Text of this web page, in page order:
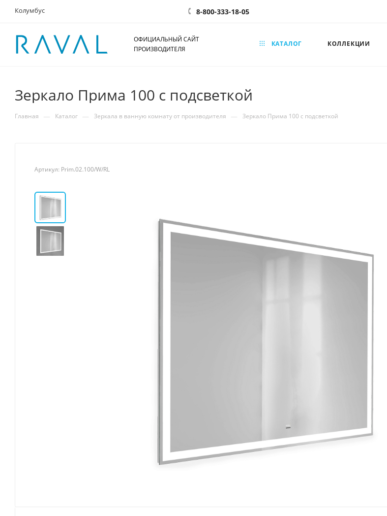
Колумбус 8-800-333-18-05
ОФИЦИАЛЬНЫЙ САЙТ
ПРОИЗВОДИТЕЛЯ
КАТАЛОГ КОЛЛЕКЦИИ
Зеркало Прима 100 с подсветкой
Главная — Каталог — Зеркала в ванную комнату от производителя — Зеркало Прима 100 с подсветкой
Артикул: Prim.02.100/W/RL